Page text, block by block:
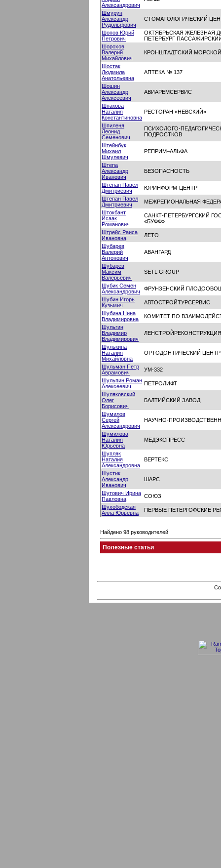
Александрович
Шмурун
Александр
Рудольфович
СТОМАТОЛОГИЧЕСКИЙ
Шопов Юрий
Петрович
ОКТЯБРЬСКАЯ ЖЕЛЕЗНАЯ
ПЕТЕРБУРГ
Шорохов
Валерий
Михайлович
КРОНШТАДТСКИЙ
Шостак
Людмила
Анатольевна
АПТЕКА № 137
Шошин
Александр
Алексеевич
АВИАРЕМСЕРВИС
Шпакова
Наталия
Константиновна
РЕСТОРАН «НЕВСКИЙ»
Шпиленя
Леонид
Семенович
ПСИХОЛОГО-
ПОДРОСТКОВ
Штейнбук
Михаил
Шмулевич
РЕПРИМ–АЛЬФА
Штепа
Александр
Иванович
БЕЗОПАСНОСТЬ
Штепан Павел
Дмитриевич
ЮРИНФОРМ-ЦЕНТР
Штепан Павел
Дмитриевич
МЕЖРЕГИОНАЛЬНАЯ
Штокбант
Исаак
Романович
САНКТ-ПЕТЕРБУРГСКИЙ
«БУФФ»
Штрейс Раиса
Ивановна
ЛЕТО
Шубарев
Валерий
Антонович
АВАНГАРД
Шубарев
Максим
Валерьевич
SETL GROUP
Шубик Семен
Александрович
ФРУНЗЕНСКИЙ
Шубин Игорь
Кузьмич
АВТОСТРОЙТУРСЕРВИС
Шубина Нина
Владимировна
КОМИТЕТ ПО
Шульгин
Владимир
Владимирович
ЛЕНСТРОЙРЕКОНСТРУКЦИЯ
Шулькина
Наталия
Михайловна
ОРТОДОНТИЧЕСКИЙ ЦЕНТР
Шульман Петр
Аврамович
УМ-332
Шульпин Роман
Алексеевич
ПЕТРОЛИФТ
Шуляковский
Олег
Борисович
БАЛТИЙСКИЙ ЗАВОД
Шумилов
Сергей
Александрович
НАУЧНО-
Шумилова
Наталия
Юрьевна
МЕДЭКСПРЕСС
Шупляк
Наталия
Александровна
ВЕРТЕКС
Шустик
Александр
Иванович
ШАРС
Шутович Ирина
Павловна
СОЮЗ
Шухободская
Алла Юрьевна
ПЕРВЫЕ ПЕТЕРГОФСКИЕ
Найдено 98 руководителей
Полезные статьи